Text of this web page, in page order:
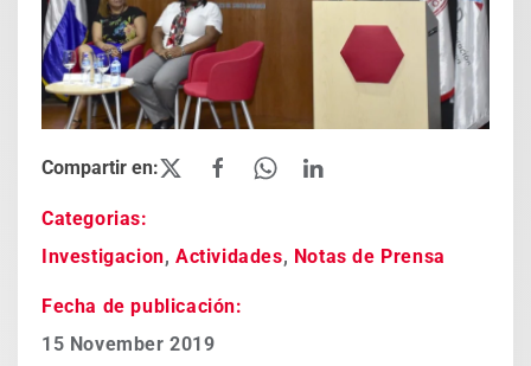
Categorias:
Investigacion,Actividades, Notas de Prensa
Fecha de publicación:
15 November 2019